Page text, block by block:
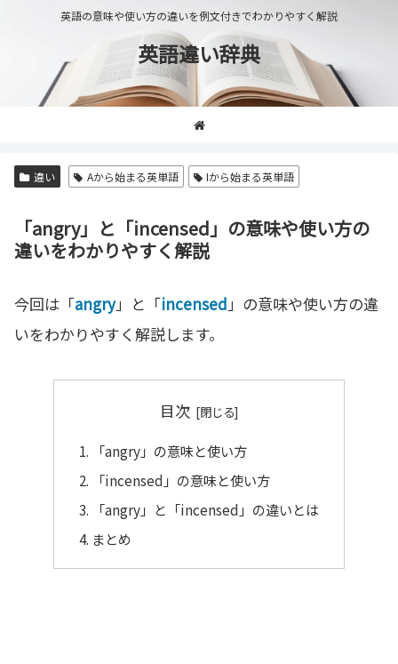
英語の意味や使い方の違いを例文付きでわかりやすく解説
英語違い辞典
違い Aから始まる英単語 Iから始まる英単語
「angry」と「incensed」の意味や使い方の
違いをわかりやすく解説
今回は「angry」と「incensed」の意味や使い方の違
いをわかりやすく解説します。
目次
「angry」の意味と使い方
「incensed」の意味と使い方
「angry」と「incensed」の違いとは
まとめ